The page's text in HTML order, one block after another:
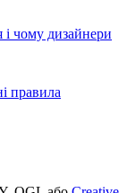
і чому дизайнери
правила